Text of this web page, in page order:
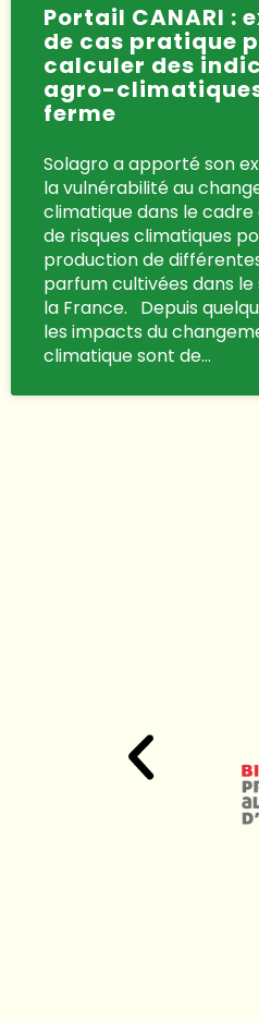
Portail CANARI :
de cas pratique
calculer des
agro-
ferme
Solagro a apporté son
la vulnérabilité au
climatique dans le cadre
de risques climatiques
production de
parfum cultivées dans
la France. Depuis
les impacts du
climatique sont de…